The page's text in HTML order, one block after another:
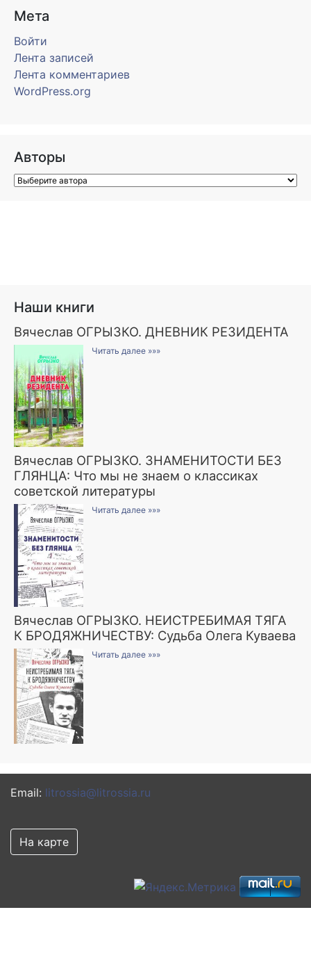
Мета
Войти
Лента записей
Лента комментариев
WordPress.org
Авторы
Наши книги
Вячеслав ОГРЫЗКО. ДНЕВНИК РЕЗИДЕНТА
Читать далее »»»
Вячеслав ОГРЫЗКО. ЗНАМЕНИТОСТИ БЕЗ
ГЛЯНЦА: Что мы не знаем о классиках
советской литературы
Читать далее »»»
Вячеслав ОГРЫЗКО. НЕИСТРЕБИМАЯ ТЯГА
К БРОДЯЖНИЧЕСТВУ: Судьба Олега Куваева
Читать далее »»»
Email: litrossia@litrossia.ru
На карте